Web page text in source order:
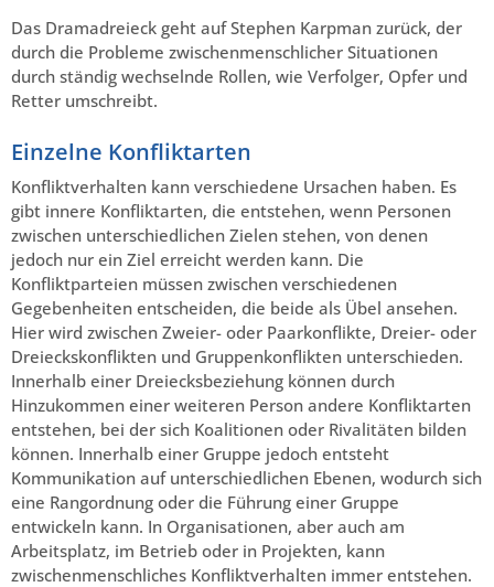
Das Dramadreieck geht auf Stephen Karpman zurück, der
durch die Probleme zwischenmenschlicher Situationen
durch ständig wechselnde Rollen, wie Verfolger, Opfer und
Retter umschreibt.
Einzelne Konfliktarten
Konfliktverhalten kann verschiedene Ursachen haben. Es
gibt innere Konfliktarten, die entstehen, wenn Personen
zwischen unterschiedlichen Zielen stehen, von denen
jedoch nur ein Ziel erreicht werden kann. Die
Konfliktparteien müssen zwischen verschiedenen
Gegebenheiten entscheiden, die beide als Übel ansehen.
Hier wird zwischen Zweier- oder Paarkonflikte, Dreier- oder
Dreieckskonflikten und Gruppenkonflikten unterschieden.
Innerhalb einer Dreiecksbeziehung können durch
Hinzukommen einer weiteren Person andere Konfliktarten
entstehen, bei der sich Koalitionen oder Rivalitäten bilden
können. Innerhalb einer Gruppe jedoch entsteht
Kommunikation auf unterschiedlichen Ebenen, wodurch sich
eine Rangordnung oder die Führung einer Gruppe
entwickeln kann. In Organisationen, aber auch am
Arbeitsplatz, im Betrieb oder in Projekten, kann
zwischenmenschliches Konfliktverhalten immer entstehen.